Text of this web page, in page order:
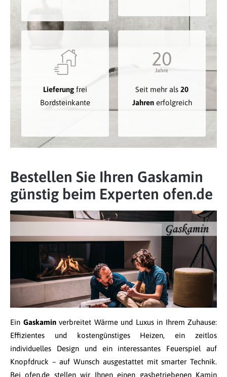
Lieferung frei
Bordsteinkante
Seit mehr als 20
Jahrenerfolgreich
Bestellen Sie Ihren Gaskamin
günstig beim Experten ofen.de
Ein Gaskaminverbreitet Wärme und Luxus in Ihrem Zuhause:
Effizientes und kostengünstiges Heizen, ein zeitlos
individuelles Design und ein interessantes Feuerspiel auf
Knopfdruck – auf Wunsch ausgestattet mit smarter Technik.
Bei ofen.de stellen wir Ihnen einen gasbetriebenen Kamin